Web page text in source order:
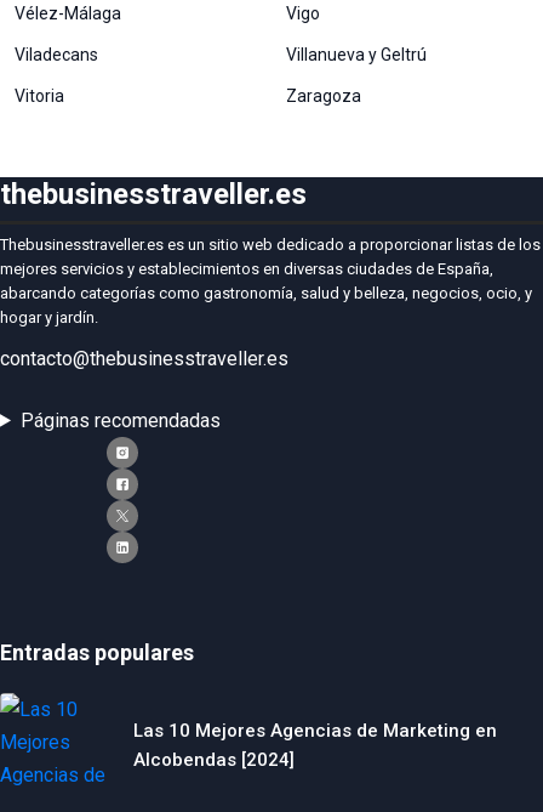
Vélez-Málaga Vigo
Viladecans Villanueva y Geltrú
Vitoria Zaragoza
thebusinesstraveller.es
Thebusinesstraveller.es es un sitio web dedicado a proporcionar listas de los
mejores servicios y establecimientos en diversas ciudades de España,
abarcando categorías como gastronomía, salud y belleza, negocios, ocio, y
hogar y jardín.
contacto@thebusinesstraveller.es
Páginas recomendadas
Entradas populares
Las 10 Mejores Agencias de Marketing en
Alcobendas [2024]